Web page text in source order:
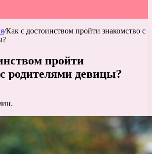
/Как с достоинством пройти знакомство с
пройти
родителями девицы?